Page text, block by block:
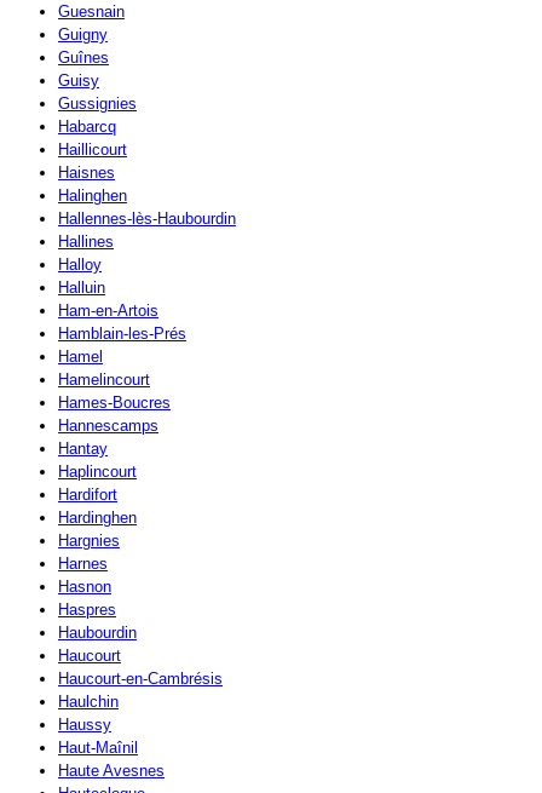
Guesnain
Guigny
Guînes
Guisy
Gussignies
Habarcq
Haillicourt
Haisnes
Halinghen
Hallennes-lès-Haubourdin
Hallines
Halloy
Halluin
Ham-en-Artois
Hamblain-les-Prés
Hamel
Hamelincourt
Hames-Boucres
Hannescamps
Hantay
Haplincourt
Hardifort
Hardinghen
Hargnies
Harnes
Hasnon
Haspres
Haubourdin
Haucourt
Haucourt-en-Cambrésis
Haulchin
Haussy
Haut-Maînil
Haute Avesnes